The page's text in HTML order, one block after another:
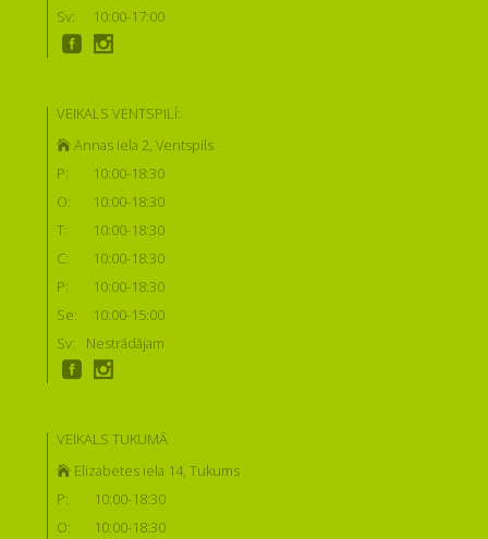
Sv:
10:00-17:00
VEIKALS VENTSPILĪ:
Annas iela 2, Ventspils
P:
10:00-18:30
O:
10:00-18:30
T:
10:00-18:30
C:
10:00-18:30
P:
10:00-18:30
Se:
10:00-15:00
Sv:
Nestrādājam
VEIKALS TUKUMĀ
Elizabetes iela 14, Tukums
P:
10:00-18:30
O:
10:00-18:30